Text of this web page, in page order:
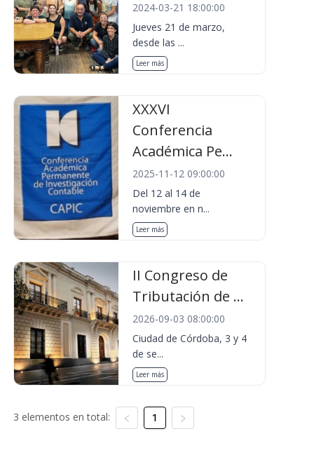
2024-03-21 18:00:00
Jueves 21 de marzo,
desde las ...
Leer más
XXXVI
Conferencia
Académica Pe...
2025-11-12 09:00:00
Del 12 al 14 de
noviembre en n...
Leer más
II Congreso de
Tributación de ...
2026-09-03 08:00:00
Ciudad de Córdoba, 3 y 4
de se...
Leer más
3 elementos en total: 1